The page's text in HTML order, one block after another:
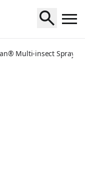
Multi-insect Spray